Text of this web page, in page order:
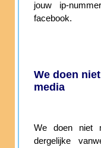
jouw ip-
facebook.
We doen
media
We doen niet
dergelijke